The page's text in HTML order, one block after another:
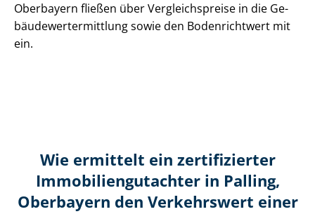
Oberbayern fließen über Ver­gleichs­prei­se in die Ge­
bäu­de­wert­ermitt­lung sowie den Bodenrichtwert mit
ein.
Wie ermittelt ein zertifizierter
Immobilien­gutachter in Palling,
Oberbayern den Verkehrswert einer